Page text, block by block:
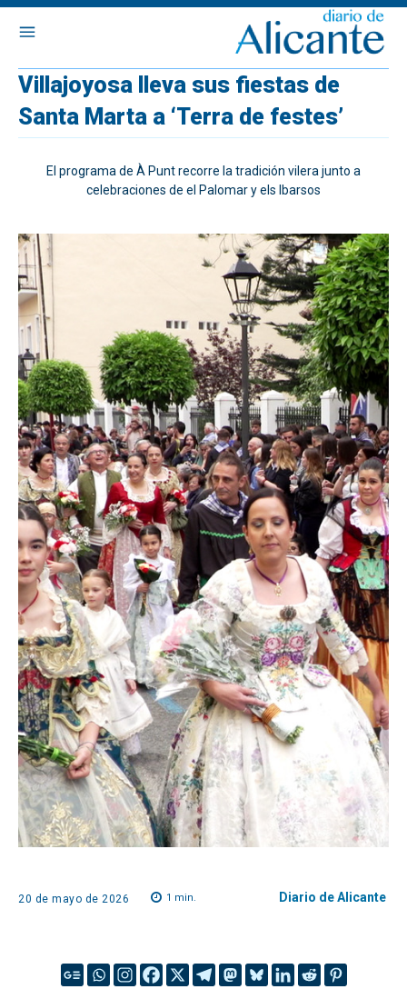
Villajoyosa lleva sus fiestas de
Santa Marta a ‘Terra de festes’
El programa de À Punt recorre la tradición vilera junto a
celebraciones de el Palomar y els Ibarsos
20 de mayo de 2026 1 min. Diario de Alicante